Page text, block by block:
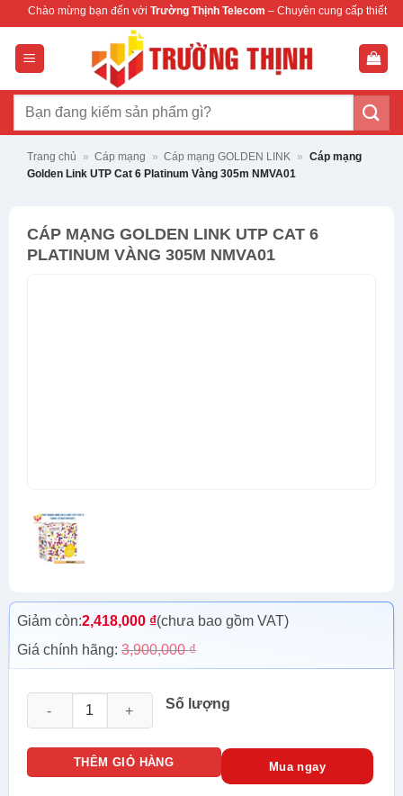
dung
bạn đến vớiTrường Thịnh Telecom – Chuyên cung cấp thiết bị mạng &
Tìm
Trang chủ » Cáp mạng » Cáp mạng GOLDEN LINK » Cáp mạng
Golden Link UTP Cat 6 Platinum Vàng 305m NMVA01
CÁP MẠNG GOLDEN LINK UTP CAT 6
PLATINUM VÀNG 305M NMVA01
Giảm còn:2,418,000 ₫(chưa bao gồm VAT)
Giá chính hãng: 3,900,000₫
Số lượng
Cáp mạng Golden Link UTP Cat 6 Platinum Vàng 305m
THÊM GIỎ HÀNG Mua ngay